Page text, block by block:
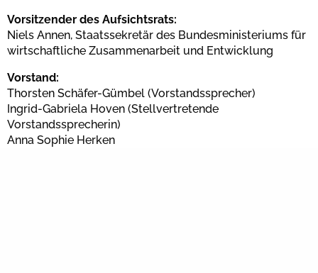
Vorsitzender des Aufsichtsrats:
Niels Annen, Staatssekretär des Bundesministeriums für
wirtschaftliche Zusammenarbeit und Entwicklung
Vorstand:
Thorsten Schäfer-Gümbel (Vorstandssprecher)
Ingrid-Gabriela Hoven (Stellvertretende
Vorstandssprecherin)
Anna Sophie Herken